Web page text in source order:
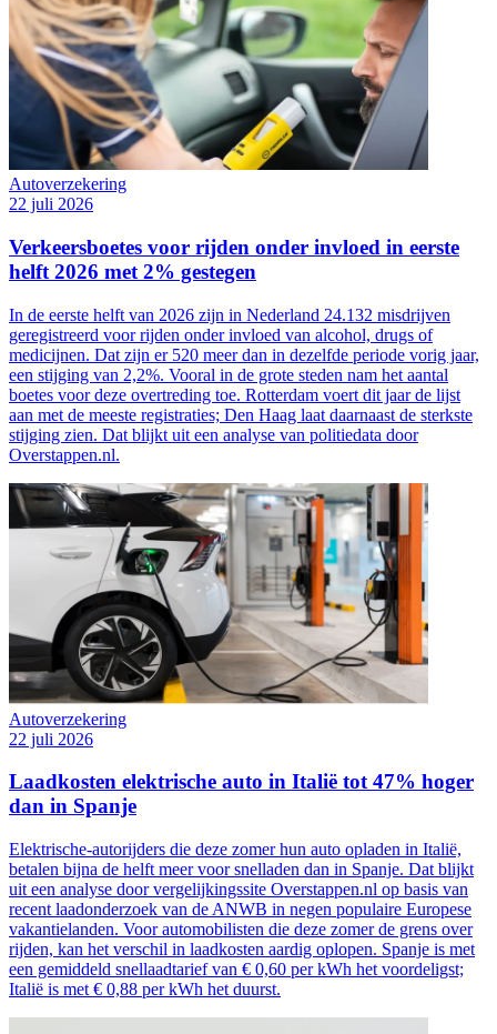
Autoverzekering
22 juli 2026
Verkeersboetes voor rijden onder invloed in eerste
helft 2026 met 2% gestegen
In de eerste helft van 2026 zijn in Nederland 24.132 misdrijven
geregistreerd voor rijden onder invloed van alcohol, drugs of
medicijnen. Dat zijn er 520 meer dan in dezelfde periode vorig jaar,
een stijging van 2,2%. Vooral in de grote steden nam het aantal
boetes voor deze overtreding toe. Rotterdam voert dit jaar de lijst
aan met de meeste registraties; Den Haag laat daarnaast de sterkste
stijging zien. Dat blijkt uit een analyse van politiedata door
Overstappen.nl.
Autoverzekering
22 juli 2026
Laadkosten elektrische auto in Italië tot 47% hoger
dan in Spanje
Elektrische-autorijders die deze zomer hun auto opladen in Italië,
betalen bijna de helft meer voor snelladen dan in Spanje. Dat blijkt
uit een analyse door vergelijkingssite Overstappen.nl op basis van
recent laadonderzoek van de ANWB in negen populaire Europese
vakantielanden. Voor automobilisten die deze zomer de grens over
rijden, kan het verschil in laadkosten aardig oplopen. Spanje is met
een gemiddeld snellaadtarief van € 0,60 per kWh het voordeligst;
Italië is met € 0,88 per kWh het duurst.